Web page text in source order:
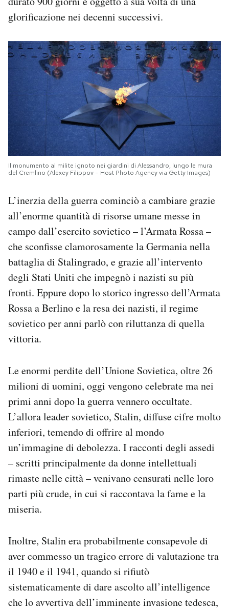
glorificazione nei decenni successivi.
Il monumento al milite ignoto nei giardini di Alessandro, lungo le mura
del Cremlino (Alexey Filippov – Host Photo Agency via Getty Images)
L’inerzia della guerra cominciò a cambiare grazie
all’enorme quantità di risorse umane messe in
campo dall’esercito sovietico – l’Armata Rossa –
che sconfisse clamorosamente la Germania nella
battaglia di Stalingrado, e grazie all’intervento
degli Stati Uniti che impegnò i nazisti su più
fronti. Eppure dopo lo storico ingresso dell’Armata
Rossa a Berlino e la resa dei nazisti, il regime
sovietico per anni parlò con riluttanza di quella
vittoria.
Le enormi perdite dell’Unione Sovietica, oltre 26
milioni di uomini, oggi vengono celebrate ma nei
primi anni dopo la guerra vennero occultate.
L’allora leader sovietico, Stalin, diffuse cifre molto
inferiori, temendo di offrire al mondo
un’immagine di debolezza. I racconti degli assedi
– scritti principalmente da donne intellettuali
rimaste nelle città – venivano censurati nelle loro
parti più crude, in cui si raccontava la fame e la
miseria.
Inoltre, Stalin era probabilmente consapevole di
aver commesso un tragico errore di valutazione tra
il 1940 e il 1941, quando si rifiutò
sistematicamente di dare ascolto all’intelligence
che lo avvertiva dell’imminente invasione tedesca,